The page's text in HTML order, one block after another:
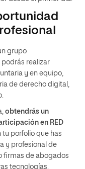
grupo
podrás realizar
y en equipo,
de derecho digital,
obtendrás un
en RED
tu porfolio que has
y profesional de
firmas de abogados
tecnologías.